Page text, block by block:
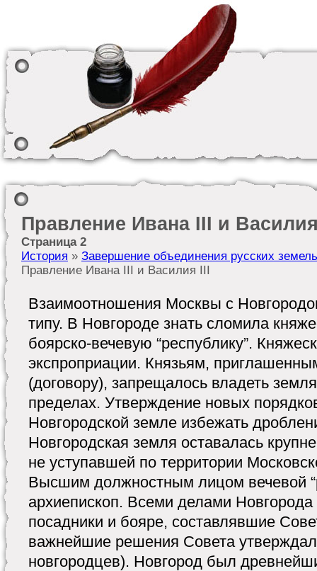
Правление Ивана III и
Страница 2
История » Завершение объединения русских
Правление Ивана III и Василия III
Взаимоотношения Москвы с
типу. В Новгороде знать сломила
боярско-вечевую “республику”.
экспроприации. Князьям,
(договору), запрещалось владеть
пределах. Утверждение новых
Новгородской земле избежать
Новгородская земля оставалась
не уступавшей по территории
Высшим должностным лицом вечевой
архиепископ. Всеми делами
посадники и бояре, составлявшие
важнейшие решения Совета
новгородцев). Новгород был